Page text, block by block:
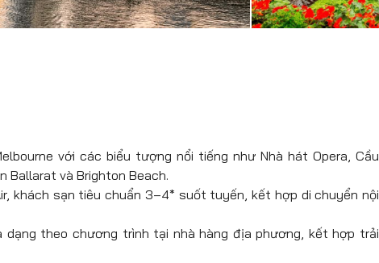
với các biểu tượng nổi tiếng như Nhà hát Opera, Cầu
Ballarat và Brighton Beach.
khách sạn tiêu chuẩn 3–4* suốt tuyến, kết hợp di chuyển nội
theo chương trình tại nhà hàng địa phương, kết hợp trải